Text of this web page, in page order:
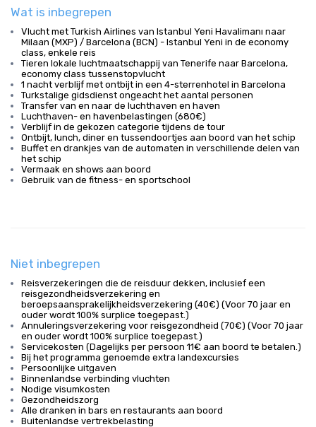
Wat is inbegrepen
Vlucht met Turkish Airlines van Istanbul Yeni Havalimanı naar
Milaan (MXP) / Barcelona (BCN) - Istanbul Yeni in de economy
class, enkele reis
Tieren lokale luchtmaatschappij van Tenerife naar Barcelona,
economy class tussenstopvlucht
1 nacht verblijf met ontbijt in een 4-sterrenhotel in Barcelona
Turkstalige gidsdienst ongeacht het aantal personen
Transfer van en naar de luchthaven en haven
Luchthaven- en havenbelastingen (680€)
Verblijf in de gekozen categorie tijdens de tour
Ontbijt, lunch, diner en tussendoortjes aan boord van het schip
Buffet en drankjes van de automaten in verschillende delen van
het schip
Vermaak en shows aan boord
Gebruik van de fitness- en sportschool
Niet inbegrepen
Reisverzekeringen die de reisduur dekken, inclusief een
reisgezondheidsverzekering en
beroepsaansprakelijkheidsverzekering (40€) (Voor 70 jaar en
ouder wordt 100% surplice toegepast.)
Annuleringsverzekering voor reisgezondheid (70€) (Voor 70 jaar
en ouder wordt 100% surplice toegepast.)
Servicekosten (Dagelijks per persoon 11€ aan boord te betalen.)
Bij het programma genoemde extra landexcursies
Persoonlijke uitgaven
Binnenlandse verbinding vluchten
Nodige visumkosten
Gezondheidszorg
Alle dranken in bars en restaurants aan boord
Buitenlandse vertrekbelasting